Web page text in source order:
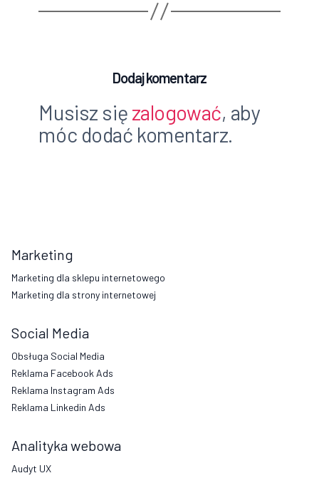
Dodaj komentarz
Musisz się zalogować, aby
móc dodać komentarz.
Marketing
Marketing dla sklepu internetowego
Marketing dla strony internetowej
Social Media
Obsługa Social Media
Reklama Facebook Ads
Reklama Instagram Ads
Reklama Linkedin Ads
Analityka webowa
Audyt UX